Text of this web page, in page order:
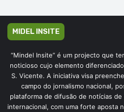
MIDEL INSITE
“Mindel Insite” é um projecto que
noticioso cujo elemento
S. Vicente. A iniciativa visa
campo do jornalismo nacional,
plataforma de difusão de notícias
internacional, com uma forte aposta